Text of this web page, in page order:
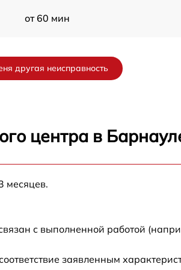
от 60 мин
от 60 мин
другая неисправность
центра в
месяцев.
с выполненной работой
заявленным